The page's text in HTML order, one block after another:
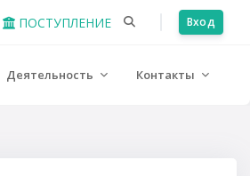
ПОСТУПЛЕНИЕ Вход
Деятельность Контакты